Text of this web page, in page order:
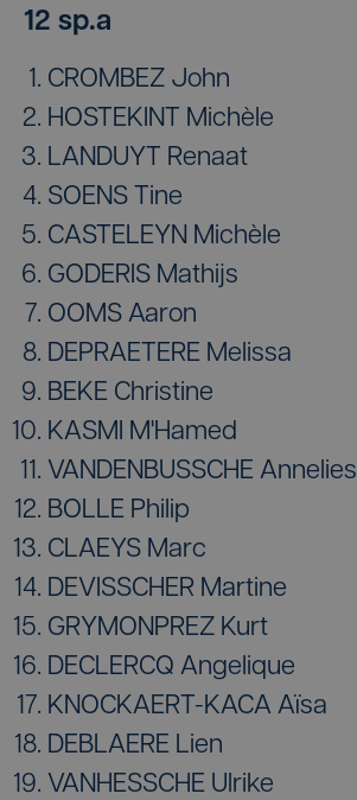
12 sp.a
CROMBEZ John
HOSTEKINT Michèle
LANDUYT Renaat
SOENS Tine
CASTELEYN Michèle
GODERIS Mathijs
OOMS Aaron
DEPRAETERE Melissa
BEKE Christine
KASMI M'Hamed
VANDENBUSSCHE Annelies
BOLLE Philip
CLAEYS Marc
DEVISSCHER Martine
GRYMONPREZ Kurt
DECLERCQ Angelique
KNOCKAERT-KACA Aïsa
DEBLAERE Lien
VANHESSCHE Ulrike